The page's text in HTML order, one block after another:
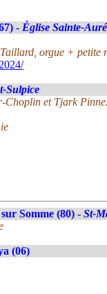
- Église Sainte-
orgue + petite
Sulpice
Choplin et Tjark
Somme (80) - St-
(06)